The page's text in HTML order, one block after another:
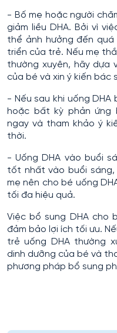
- Bố mẹ hoặc người
giảm liều DHA. Bởi vì
thể ảnh hưởng đến
triển của trẻ. Nếu mẹ
thường xuyên, hãy dựa
của bé và xin ý kiến bác
- Nếu sau khi uống
hoặc bất kỳ phản ứng
ngay và tham khảo ý
thời.
- Uống DHA vào buổi
tốt nhất vào buổi
mẹ nên cho bé uống
tối đa hiệu quả.
Việc bổ sung DHA cho
đảm bảo lợi ích tối ưu.
trẻ uống DHA thường
dinh dưỡng của bé và
phương pháp bổ sung